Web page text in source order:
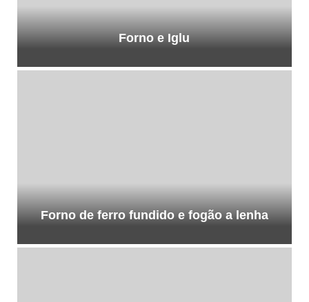
Forno e Iglu
Forno de ferro fundido e fogão a lenha